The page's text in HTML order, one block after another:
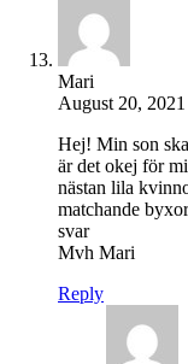
Mari
August 20,
Hej! Min son
är det okej för
nästan lila
matchande
svar
Mvh Mari
Reply